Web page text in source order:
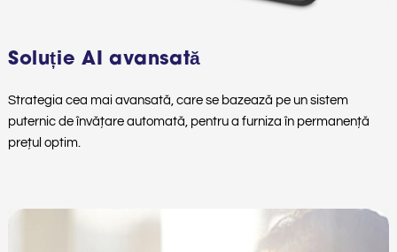
Soluție AI avansată
Strategia cea mai avansată, care se bazează pe un sistem
puternic de învățare automată, pentru a furniza în permanență
prețul optim.